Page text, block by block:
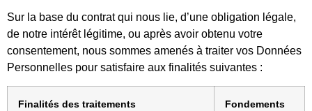
Sur la base du contrat qui nous lie, d’une obligation légale,
de notre intérêt légitime, ou après avoir obtenu votre
consentement, nous sommes amenés à traiter vos Données
Personnelles pour satisfaire aux finalités suivantes :
Finalités des traitements
Fondements